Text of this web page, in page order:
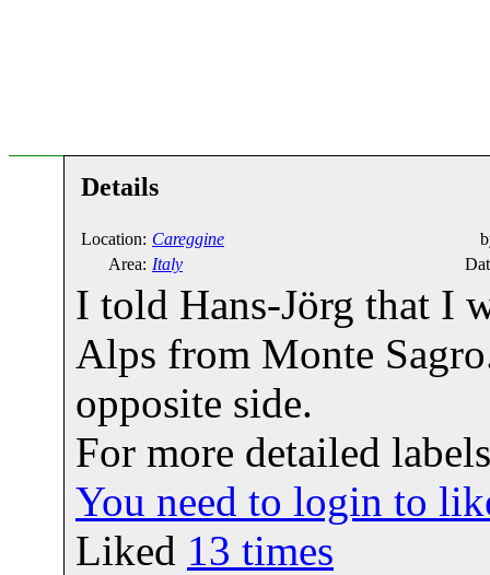
Details
Location: Careggine
Area: Italy
I told Hans-Jörg that I
Alps from Monte
opposite side.
For more detailed
You need to login to
Liked 13 times